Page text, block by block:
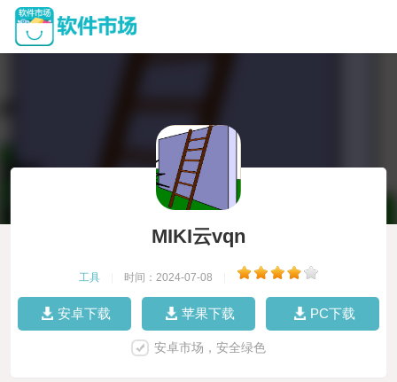
MIKI云vqn
工具 时间：2024-07-08
安卓下载 苹果下载 PC下载
安卓市场，安全绿色